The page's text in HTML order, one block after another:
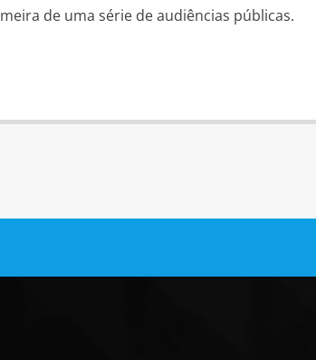
de uma série de audiências públicas.